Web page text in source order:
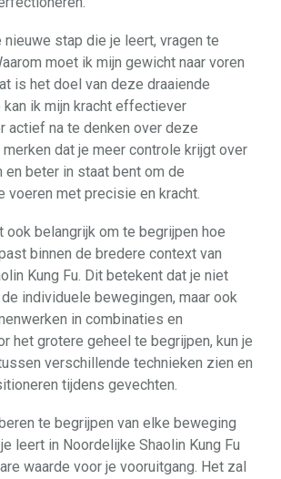
stap die je leert, vragen te
moet ik mijn gewicht naar voren
is het doel van deze draaiende
ik mijn kracht effectiever
actief na te denken over deze
dat je meer controle krijgt over
en beter in staat bent om de
voeren met precisie en kracht.
ook belangrijk om te begrijpen hoe
binnen de bredere context van
Kung Fu. Dit betekent dat je niet
individuele bewegingen, maar ook
in combinaties en
het grotere geheel te begrijpen, kun je
verschillende technieken zien en
tijdens gevechten.
te begrijpen van elke beweging
leert in Noordelijke Shaolin Kung Fu
waarde voor je vooruitgang. Het zal